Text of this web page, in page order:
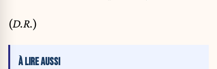
(D.R.)
À LIRE AUSSI